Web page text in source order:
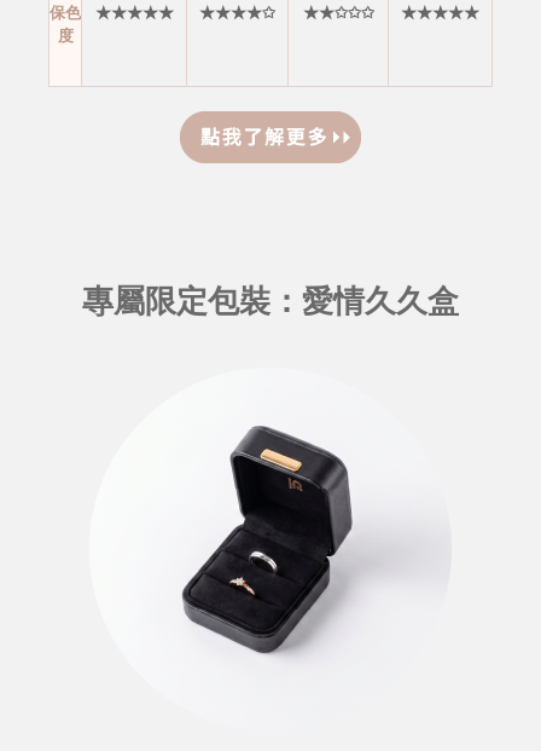
保色
度
★★★★★ ★★★★✩ ★★✩✩✩ ★★★★★
專屬限定包裝：愛情久久盒